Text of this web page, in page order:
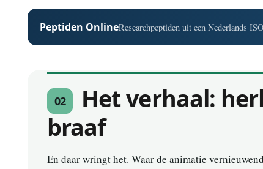
Peptiden OnlineResearchpeptiden uit een Nederlands
02
Het verhaal:
braaf
En daar wringt het. Waar de animatie